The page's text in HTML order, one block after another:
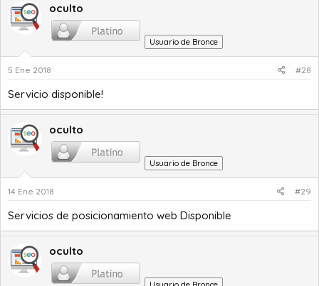
oculto
Usuario de Bronce
5 Ene 2018 #28
Servicio disponible!
oculto
Usuario de Bronce
14 Ene 2018 #29
Servicios de posicionamiento web Disponible
oculto